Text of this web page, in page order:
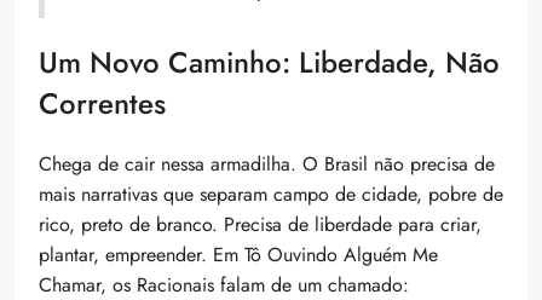
Um Novo Caminho: Liberdade, Não
Correntes
Chega de cair nessa armadilha. O Brasil não precisa de
mais narrativas que separam campo de cidade, pobre de
rico, preto de branco. Precisa de liberdade para criar,
plantar, empreender. Em Tô Ouvindo Alguém Me
Chamar, os Racionais falam de um chamado: